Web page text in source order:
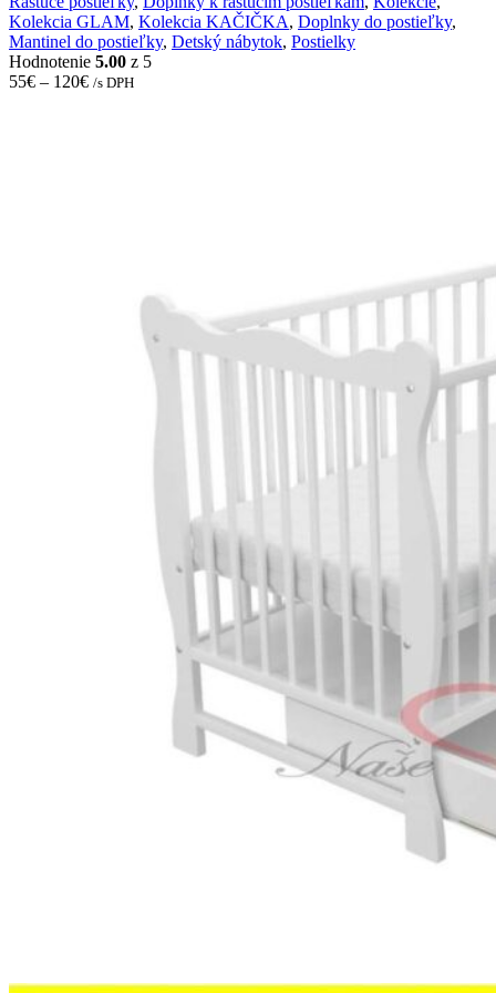
be
chosen
on
the
product
Kolekcia GLAM, Kolekcia KAČIČKA, Doplnky do postieľky,
Mantinel do postieľky, Detský nábytok, Postielky
Hodnotenie 5.00 z 5
55€ – 120€ /s DPH